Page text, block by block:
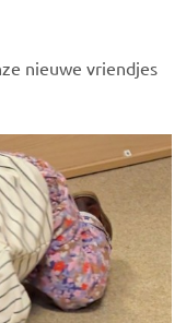
nieuwe vriendjes